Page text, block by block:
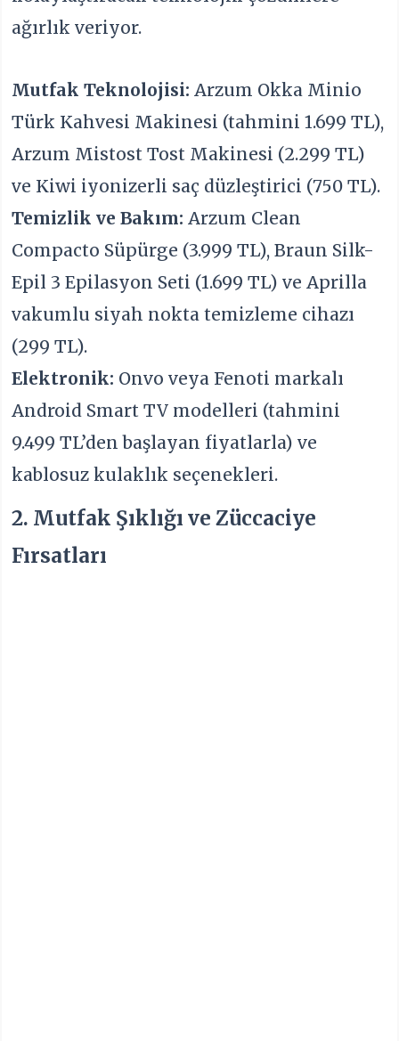
ağırlık veriyor.
Mutfak Teknolojisi: Arzum Okka Minio
Türk Kahvesi Makinesi (tahmini 1.699 TL),
Arzum Mistost Tost Makinesi (2.299 TL)
ve Kiwi iyonizerli saç düzleştirici (750 TL).
Temizlik ve Bakım: Arzum Clean
Compacto Süpürge (3.999 TL), Braun Silk-
Epil 3 Epilasyon Seti (1.699 TL) ve Aprilla
vakumlu siyah nokta temizleme cihazı
(299 TL).
Elektronik: Onvo veya Fenoti markalı
Android Smart TV modelleri (tahmini
9.499 TL’den başlayan fiyatlarla) ve
kablosuz kulaklık seçenekleri.
2. Mutfak Şıklığı ve Züccaciye
Fırsatları